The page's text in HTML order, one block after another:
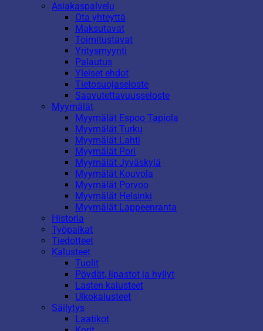
Asiakaspalvelu
Ota yhteyttä
Maksutavat
Toimitustavat
Yritysmyynti
Palautus
Yleiset ehdot
Tietosuojaseloste
Saavutettavuusseloste
Myymälät
Myymälät Espoo Tapiola
Myymälät Turku
Myymälät Lahti
Myymälät Pori
Myymälät Jyväskylä
Myymälät Kouvola
Myymälät Porvoo
Myymälät Helsinki
Myymälät Lappeenranta
Historia
Työpaikat
Tiedotteet
Kalusteet
Tuolit
Pöydät, lipastot ja hyllyt
Lasten kalusteet
Ulkokalusteet
Säilytys
Laatikot